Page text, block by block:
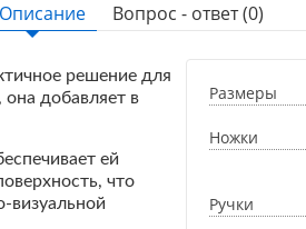
Описание Вопрос - ответ (0)
решение для
добавляет в
ей
что
визуальной
Размеры
Ножки
Ручки